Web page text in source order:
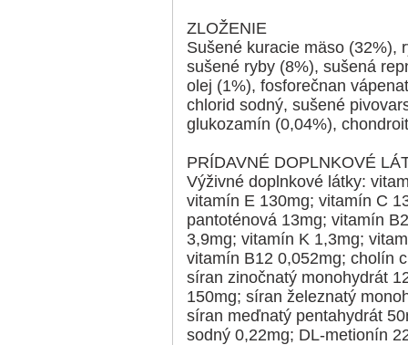
ZLOŽENIE
Sušené kuracie mäso (32%),
sušené ryby (8%), sušená
olej (1%), fosforečnan
chlorid sodný, sušené
glukozamín (0,04%),
PRÍDAVNÉ DOPLNKOVÉ
Výživné doplnkové látky:
vitamín E 130mg; vitamín C
pantoténová 13mg; vitamín
3,9mg; vitamín K 1,3mg;
vitamín B12 0,052mg; cholín
síran zinočnatý monohydrát
150mg; síran železnatý
síran meďnatý pentahydrát
sodný 0,22mg; DL-metionín